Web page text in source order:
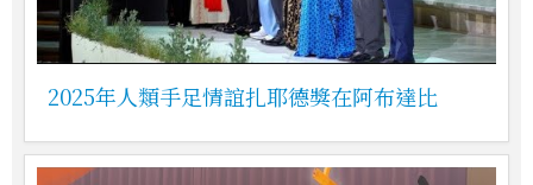
2025年人類手足情誼扎耶德獎在阿布達比